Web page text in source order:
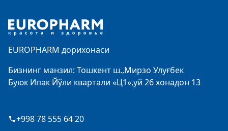
EUROPHARM дорихонаси
Бизнинг манзил: Тошкент ш.,Мирзо Улуғбек
Буюк Ипак Йўли квартали «Ц1»,уй 26 хонадон 13
+998 78 555 64 20